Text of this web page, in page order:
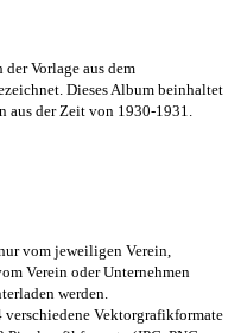
der Vorlage aus dem
Dieses Album beinhaltet
aus der Zeit von 1930-1931.
vom jeweiligen Verein,
Verein oder Unternehmen
werden.
Vektorgrafikformate